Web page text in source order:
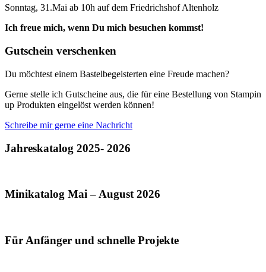
Sonntag, 31.Mai ab 10h auf dem Friedrichshof Altenholz
Ich freue mich, wenn Du mich besuchen kommst!
Gutschein verschenken
Du möchtest einem Bastelbegeisterten eine Freude machen?
Gerne stelle ich Gutscheine aus, die für eine Bestellung von Stampin
up Produkten eingelöst werden können!
Schreibe mir gerne eine Nachricht
Jahreskatalog 2025- 2026
Minikatalog Mai – August 2026
Für Anfänger und schnelle Projekte